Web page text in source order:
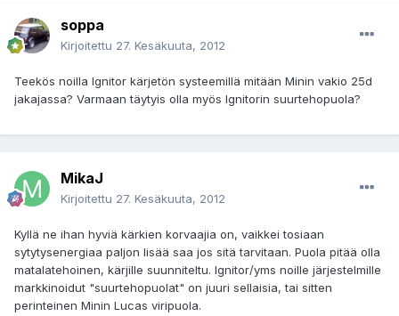
soppa
Kirjoitettu 27. Kesäkuuta, 2012
Teekös noilla Ignitor kärjetön systeemillä mitään Minin vakio 25d
jakajassa? Varmaan täytyis olla myös Ignitorin suurtehopuola?
MikaJ
Kirjoitettu 27. Kesäkuuta, 2012
Kyllä ne ihan hyviä kärkien korvaajia on, vaikkei tosiaan
sytytysenergiaa paljon lisää saa jos sitä tarvitaan. Puola pitää olla
matalatehoinen, kärjille suunniteltu. Ignitor/yms noille järjestelmille
markkinoidut "suurtehopuolat" on juuri sellaisia, tai sitten
perinteinen Minin Lucas viripuola.